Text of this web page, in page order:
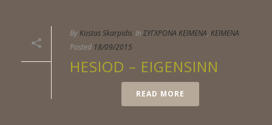
ByKostas Skarpidis In ΣΥΓΧΡΟΝΑ ΚΕΙΜΕΝΑ, ΚΕΙΜΕΝΑ
Posted 18/09/2015
HESIOD – EIGENSINN
READ MORE